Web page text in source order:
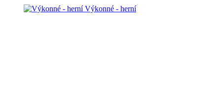
Výkonné - herní